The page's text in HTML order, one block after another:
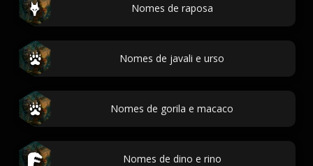
Nomes de raposa
Nomes de javali e urso
Nomes de gorila e macaco
Nomes de dino e rino